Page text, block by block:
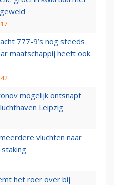
777-9’s nog steeds
maatschappij heeft ook
mogelijk ontsnapt
Leipzig
vluchten naar
het roer over bij